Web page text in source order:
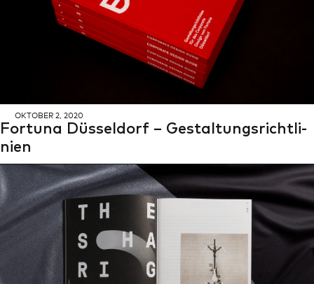
OK­TO­BER 2, 2020
For­tu­na Düs­sel­dorf – Ge­stal­tungs­richt­li­
ni­en